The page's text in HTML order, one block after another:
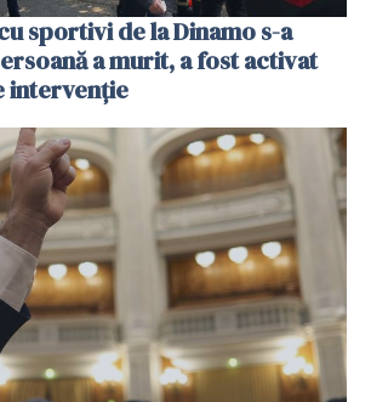
sportivi de la Dinamo s-a
a murit, a fost activat
intervenție